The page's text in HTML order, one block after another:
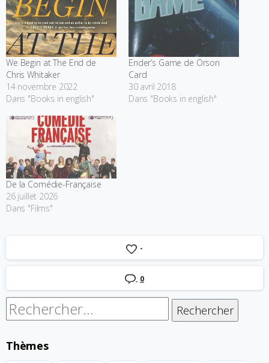
We Begin at The End de
Chris Whitaker
14 novembre 2022
Dans "Books in english"
Ender’s Game de Orson
Card
30 avril 2018
Dans "Books in english"
De la Comédie-Française
26 juillet 2026
Dans "Films"
-
0
Rechercher :
Thèmes